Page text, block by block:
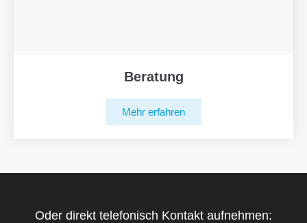
Beratung
Mehr erfahren
Oder direkt telefonisch Kontakt aufnehmen: